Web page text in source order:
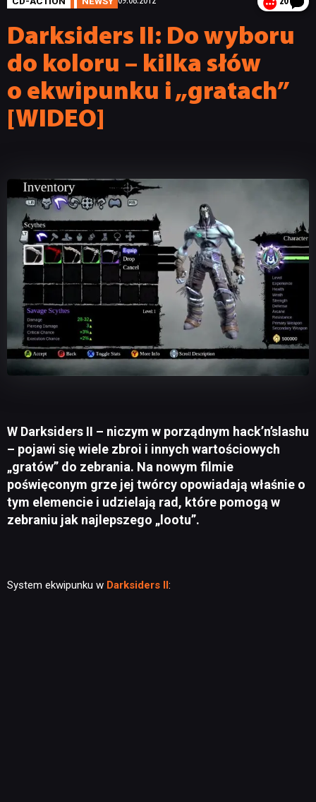
Darksiders II: Do wyboru
do koloru – kilka słów
o ekwipunku i „gratach”
[WIDEO]
W Darksiders II – niczym w porządnym hack’n’slashu
– pojawi się wiele zbroi i innych wartościowych
„gratów” do zebrania. Na nowym filmie
poświęconym grze jej twórcy opowiadają właśnie o
tym elemencie i udzielają rad, które pomogą w
zebraniu jak najlepszego „lootu”.
System ekwipunku w Darksiders II: